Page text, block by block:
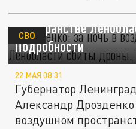
Дрозденко: за ночь в
пространстве
Подробности
СВО
22 МАЯ 08:31
Губернатор
Александр
воздушном